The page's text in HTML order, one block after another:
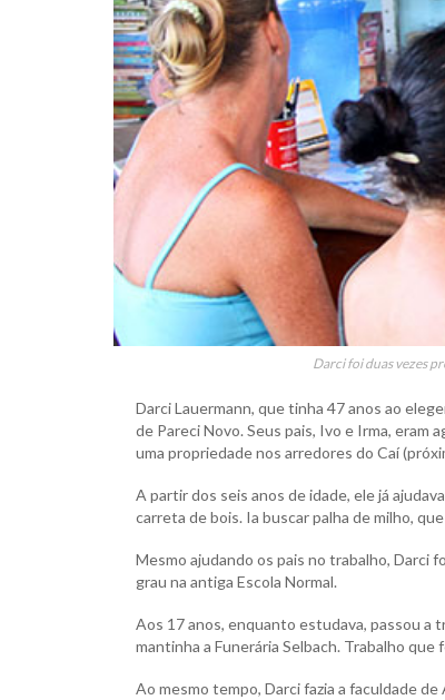
Darci foi duas vezes
Darci Lauermann, que tinha 47 anos ao
de Pareci Novo. Seus pais, Ivo e Irma,
uma propriedade nos arredores do Caí
A partir dos seis anos de idade, ele já
carreta de bois. Ia buscar palha de milho,
Mesmo ajudando os pais no trabalho, Darci
grau na antiga Escola Normal.
Aos 17 anos, enquanto estudava, passou a
mantinha a Funerária Selbach. Trabalho
Ao mesmo tempo, Darci fazia a faculdade